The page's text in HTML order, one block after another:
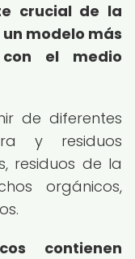
crucial de la
modelo más
el medio
de diferentes
y residuos
residuos de la
orgánicos,
contienen